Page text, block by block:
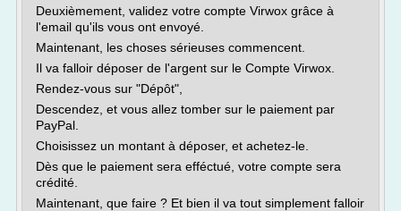
Deuxièmement, validez votre compte Virwox grâce à
l'email qu'ils vous ont envoyé.
Maintenant, les choses sérieuses commencent.
Il va falloir déposer de l'argent sur le Compte Virwox.
Rendez-vous sur "Dépôt",
Descendez, et vous allez tomber sur le paiement par
PayPal.
Choisissez un montant à déposer, et achetez-le.
Dès que le paiement sera efféctué, votre compte sera
crédité.
Maintenant, que faire ? Et bien il va tout simplement falloir